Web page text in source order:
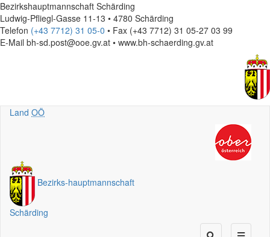
Bezirkshauptmannschaft Schärding
Ludwig-Pfliegl-Gasse 11-13 • 4780 Schärding
Telefon (+43 7712) 31 05-0 • Fax (+43 7712) 31 05-27 03 99
E-Mail bh-sd.post@ooe.gv.at • www.bh-schaerding.gv.at
Land OÖ
Bezirks-hauptmannschaft
Schärding